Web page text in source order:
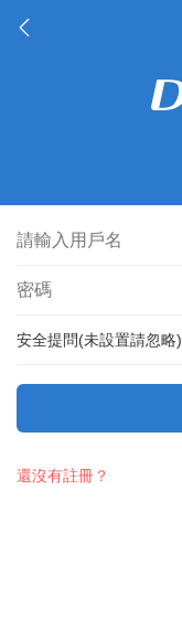
安全提問(未設置請忽略)
還沒有註冊？